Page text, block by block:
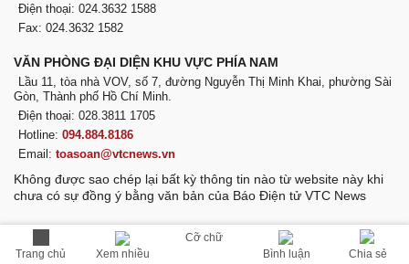
Trang chủ Xem nhiều
Cỡ chữ
Bình luận
Chia sẻ
Điện thoại: 024.3632 1588
Fax: 024.3632 1582
VĂN PHÒNG ĐẠI DIỆN KHU VỰC PHÍA NAM
Lầu 11, tòa nhà VOV, số 7, đường Nguyễn Thị Minh Khai, phường Sài
Gòn, Thành phố Hồ Chí Minh.
Điện thoại: 028.3811 1705
Hotline: 094.884.8186
Email: toasoan@vtcnews.vn
Không được sao chép lại bất kỳ thông tin nào từ website này khi
chưa có sự đồng ý bằng văn bản của Báo Điện tử VTC News